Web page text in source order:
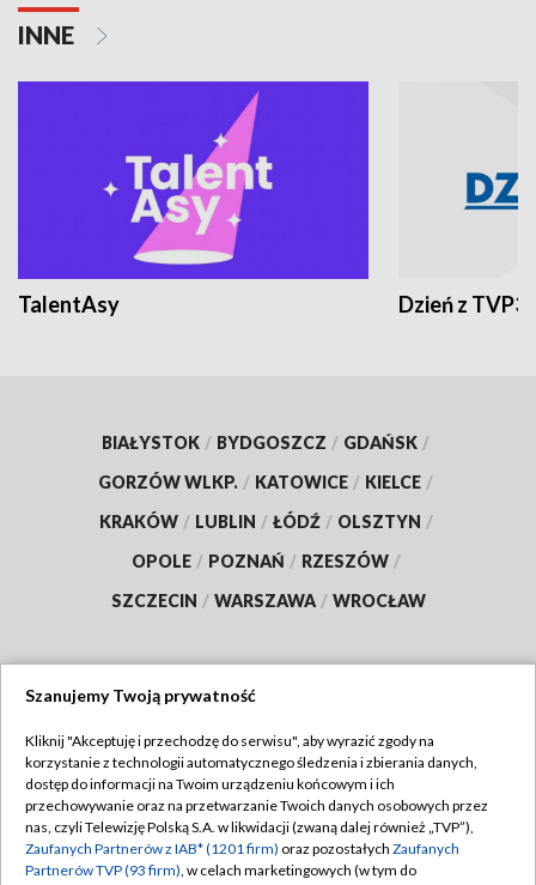
INNE
TalentAsy Dzień z TVP3
BIAŁYSTOK / BYDGOSZCZ / GDAŃSK /
GORZÓW WLKP. / KATOWICE / KIELCE /
KRAKÓW / LUBLIN / ŁÓDŹ / OLSZTYN /
OPOLE / POZNAŃ / RZESZÓW /
SZCZECIN / WARSZAWA / WROCŁAW
TVP
Abonament TVP
Emisja w TVP
Regulamin TVP
Polityka prywatności
Szanujemy Twoją prywatność
Kliknij "Akceptuję i przechodzę do serwisu", aby wyrazić zgody na
korzystanie z technologii automatycznego śledzenia i zbierania danych,
dostęp do informacji na Twoim urządzeniu końcowym i ich
przechowywanie oraz na przetwarzanie Twoich danych osobowych przez
nas, czyli Telewizję Polską S.A. w likwidacji (zwaną dalej również „TVP”),
Zaufanych Partnerów z IAB* (1201 firm) oraz pozostałych Zaufanych
Partnerów TVP (93 firm), w celach marketingowych (w tym do